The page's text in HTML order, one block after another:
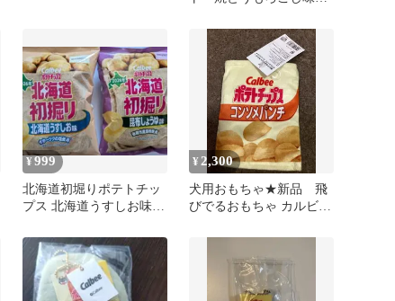
定】
¥999
北海道初堀りポテトチッ
プス 北海道うすしお味
袋
¥ 2,300
犬用おもちゃ★新品 飛
びでるおもちゃ カルビー
パンチ